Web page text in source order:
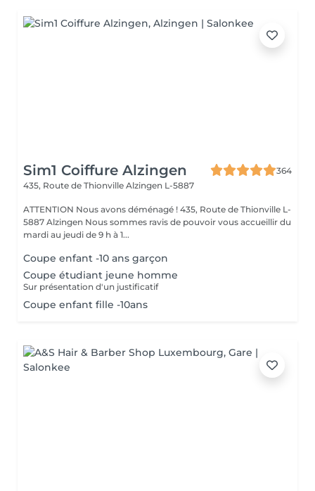
Sim1 Coiffure Alzingen
364
435, Route de Thionville Alzingen L-5887
ATTENTION Nous avons déménagé ! 435, Route de Thionville L-
5887 Alzingen Nous sommes ravis de pouvoir vous accueillir du
mardi au jeudi de 9 h à 1...
Coupe enfant -10 ans garçon
Coupe étudiant jeune homme
Sur présentation d'un justificatif
Coupe enfant fille -10ans